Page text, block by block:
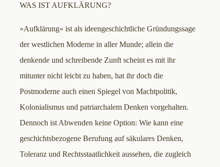
WAS IST AUFKLÄRUNG?
»Aufklärung« ist als ideengeschichtliche Gründungssage
der westlichen Moderne in aller Munde; allein die
denkende und schreibende Zunft scheint es mit ihr
mitunter nicht leicht zu haben, hat ihr doch die
Postmoderne auch einen Spiegel von Machtpolitik,
Kolonialismus und patriarchalem Denken vorgehalten.
Dennoch ist Abwenden keine Option: Wie kann eine
geschichtsbezogene Berufung auf säkulares Denken,
Toleranz und Rechtsstaatlichkeit aussehen, die zugleich